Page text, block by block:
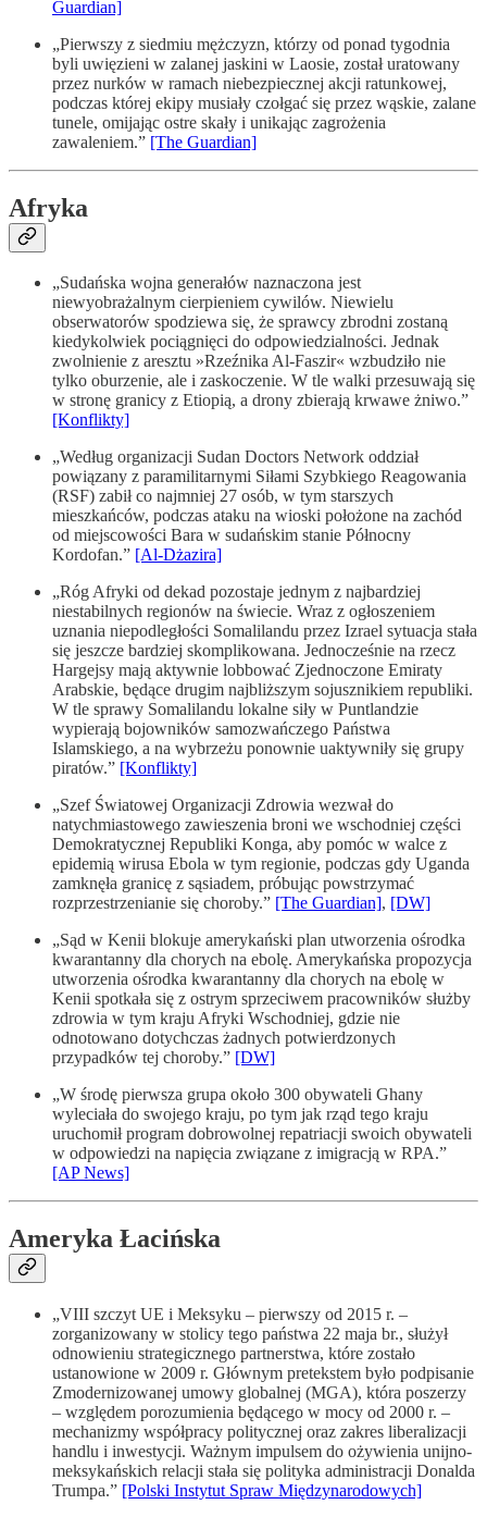
Guardian]
„Pierwszy z siedmiu mężczyzn, którzy od ponad tygodnia
byli uwięzieni w zalanej jaskini w Laosie, został uratowany
przez nurków w ramach niebezpiecznej akcji ratunkowej,
podczas której ekipy musiały czołgać się przez wąskie, zalane
tunele, omijając ostre skały i unikając zagrożenia
zawaleniem.” [The Guardian]
Afryka
„Sudańska wojna generałów naznaczona jest
niewyobrażalnym cierpieniem cywilów. Niewielu
obserwatorów spodziewa się, że sprawcy zbrodni zostaną
kiedykolwiek pociągnięci do odpowiedzialności. Jednak
zwolnienie z aresztu »Rzeźnika Al-Faszir« wzbudziło nie
tylko oburzenie, ale i zaskoczenie. W tle walki przesuwają się
w stronę granicy z Etiopią, a drony zbierają krwawe żniwo.”
[Konflikty]
„Według organizacji Sudan Doctors Network oddział
powiązany z paramilitarnymi Siłami Szybkiego Reagowania
(RSF) zabił co najmniej 27 osób, w tym starszych
mieszkańców, podczas ataku na wioski położone na zachód
od miejscowości Bara w sudańskim stanie Północny
Kordofan.” [Al-Dżazira]
„Róg Afryki od dekad pozostaje jednym z najbardziej
niestabilnych regionów na świecie. Wraz z ogłoszeniem
uznania niepodległości Somalilandu przez Izrael sytuacja stała
się jeszcze bardziej skomplikowana. Jednocześnie na rzecz
Hargejsy mają aktywnie lobbować Zjednoczone Emiraty
Arabskie, będące drugim najbliższym sojusznikiem republiki.
W tle sprawy Somalilandu lokalne siły w Puntlandzie
wypierają bojowników samozwańczego Państwa
Islamskiego, a na wybrzeżu ponownie uaktywniły się grupy
piratów.” [Konflikty]
„Szef Światowej Organizacji Zdrowia wezwał do
natychmiastowego zawieszenia broni we wschodniej części
Demokratycznej Republiki Konga, aby pomóc w walce z
epidemią wirusa Ebola w tym regionie, podczas gdy Uganda
zamknęła granicę z sąsiadem, próbując powstrzymać
rozprzestrzenianie się choroby.” [The Guardian], [DW]
„Sąd w Kenii blokuje amerykański plan utworzenia ośrodka
kwarantanny dla chorych na ebolę. Amerykańska propozycja
utworzenia ośrodka kwarantanny dla chorych na ebolę w
Kenii spotkała się z ostrym sprzeciwem pracowników służby
zdrowia w tym kraju Afryki Wschodniej, gdzie nie
odnotowano dotychczas żadnych potwierdzonych
przypadków tej choroby.” [DW]
„W środę pierwsza grupa około 300 obywateli Ghany
wyleciała do swojego kraju, po tym jak rząd tego kraju
uruchomił program dobrowolnej repatriacji swoich obywateli
w odpowiedzi na napięcia związane z imigracją w RPA.”
[AP News]
Ameryka Łacińska
„VIII szczyt UE i Meksyku – pierwszy od 2015 r. –
zorganizowany w stolicy tego państwa 22 maja br., służył
odnowieniu strategicznego partnerstwa, które zostało
ustanowione w 2009 r. Głównym pretekstem było podpisanie
Zmodernizowanej umowy globalnej (MGA), która poszerzy
– względem porozumienia będącego w mocy od 2000 r. –
mechanizmy współpracy politycznej oraz zakres liberalizacji
handlu i inwestycji. Ważnym impulsem do ożywienia unijno-
meksykańskich relacji stała się polityka administracji Donalda
Trumpa.” [Polski Instytut Spraw Międzynarodowych]